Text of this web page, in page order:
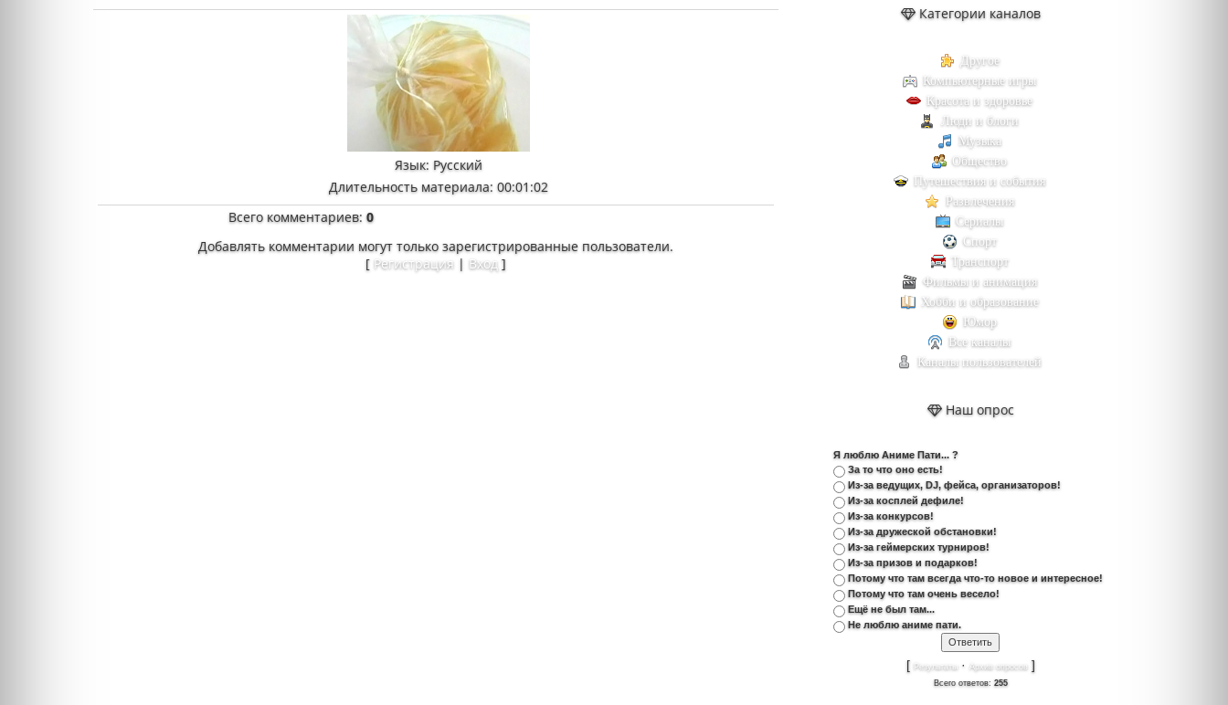
Язык: Русский
Длительность материала: 00:01:02
Всего комментариев:0
Добавлять комментарии могут только зарегистрированные пользователи.
[ Регистрация | Вход ]
Категории каналов
Другое
Компьютерные игры
Красота и здоровье
Люди и блоги
Музыка
Общество
Путешествия и события
Развлечения
Сериалы
Спорт
Транспорт
Фильмы и анимация
Хобби и образование
Юмор
Все каналы
Каналы пользователей
Наш опрос
Я люблю Аниме Пати... ?
За то что оно есть!
Из-за ведущих, DJ, фейса, организаторов!
Из-за косплей дефиле!
Из-за конкурсов!
Из-за дружеской обстановки!
Из-за геймерских турниров!
Из-за призов и подарков!
Потому что там всегда что-то новое и интересное!
Потому что там очень весело!
Ещё не был там...
Не люблю аниме пати.
[ Результаты · Архив опросов]
Всего ответов: 255